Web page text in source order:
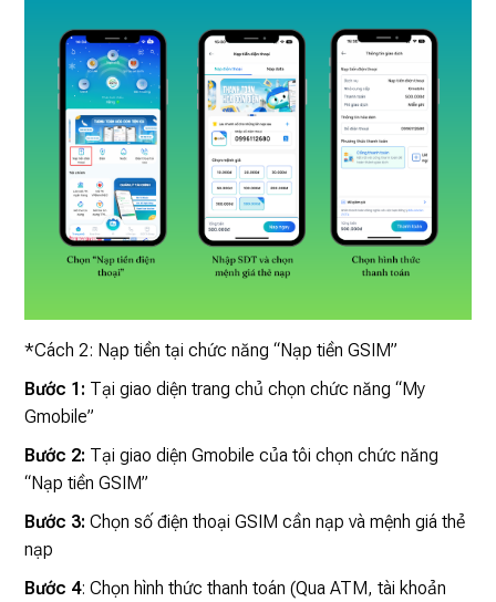
*Cách 2: Nạp tiền tại chức năng “Nạp tiền GSIM”
Bước 1: Tại giao diện trang chủ chọn chức năng “My
Gmobile”
Bước 2: Tại giao diện Gmobile của tôi chọn chức năng
“Nạp tiền GSIM”
Bước 3: Chọn số điện thoại GSIM cần nạp và mệnh giá thẻ
nạp
Bước 4: Chọn hình thức thanh toán (Qua ATM, tài khoản